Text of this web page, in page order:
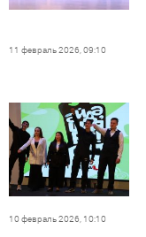
11 февраль 2026, 09:10
10 февраль 2026, 10:10